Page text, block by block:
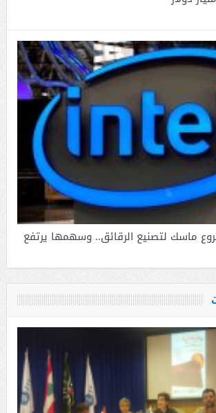
ماسك لتصنيع الرقائق.. وسهمها يرتفع